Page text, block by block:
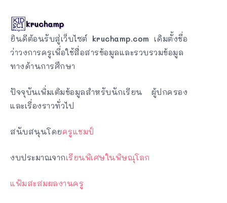
ยินดีต้อนรับสู่เว็บไซต์ kruchamp.com เดิมตั้งชื่อ
ว่าวงการครูเพื่อใช้สื่อสารข้อมูลและรวบรวมข้อมูล
ทางด้านการศึกษา
ปัจจุบันเพิ่มเติมข้อมูลสำหรับนักเรียน ผู้ปกครอง
และเรื่องราวทั่วไป
สนับสนุนโดยครูแชมป์
งบประมาณจากเรียนพิเศษในพิษณุโลก
แฟ้มสะสมผลงานครู